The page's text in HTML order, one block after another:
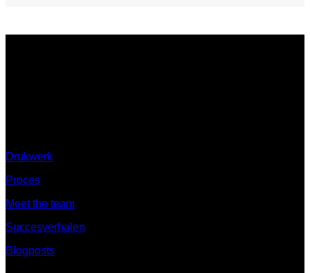
Drukwerk
Proces
Meet the team
Succesverhalen
Blogposts